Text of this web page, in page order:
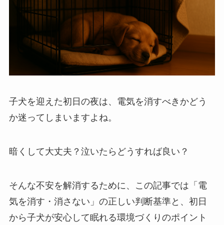
子犬を迎えた初日の夜は、電気を消すべきかどう
か迷ってしまいますよね。
暗くして大丈夫？泣いたらどうすれば良い？
そんな不安を解消するために、この記事では「電
気を消す・消さない」の正しい判断基準と、初日
から子犬が安心して眠れる環境づくりのポイント